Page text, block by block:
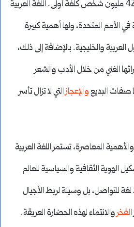
حيث يتحدث بها حوالي 422 مليون شخص كلغة أولى. اللغة العربية
الأمم المتحدة، ولها أهمية كبيرة
والخليجية. بالإضافة إلى ذلك،
الغني من خلال الأدب والشعر
صفات البديع والإعجازالتي لا تزال تأسر
المعاصرة، تستمر اللغة العربية
الثقافية والسياسية للعالم
للتواصل، بل وسيلة لربط الأجيال
الفخروالانتماء لهذه الحضارة العريقة.